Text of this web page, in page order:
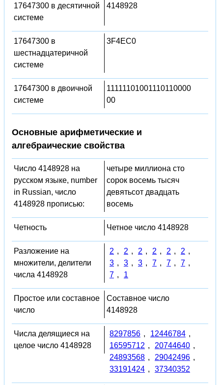
17647300 в десятичной
системе
4148928
17647300 в
шестнадцатеричной
системе
3F4EC0
17647300 в двоичной
системе
11111101001110110000
00
Основные арифметические и
алгебраические свойства
Число 4148928 на
русском языке, number
in Russian, число
4148928 прописью:
четыре миллиона сто
сорок восемь тысяч
девятьсот двадцать
восемь
Четность Четное число 4148928
Разложение на
множители, делители
числа 4148928
2 , 2 , 2 , 2 , 2 , 2 ,
3 , 3 , 3 , 7 , 7 , 7 ,
7 , 1
Простое или составное
число
Составное число
4148928
Числа делящиеся на
целое число 4148928
8297856 , 12446784 ,
16595712 , 20744640 ,
24893568 , 29042496 ,
33191424 , 37340352